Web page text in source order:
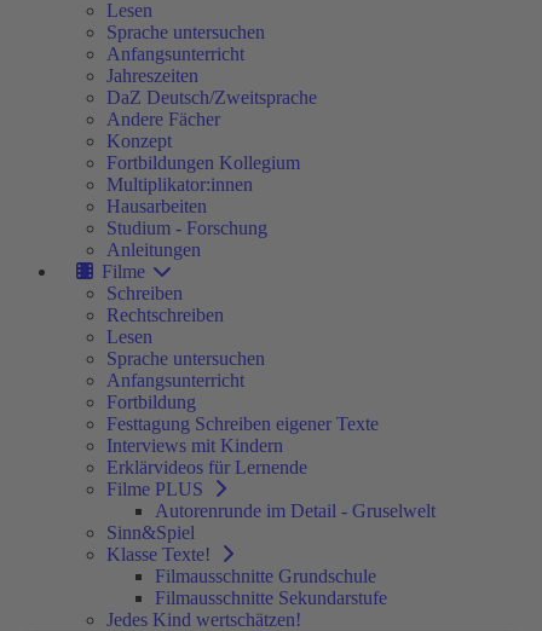
Lesen
Sprache untersuchen
Anfangsunterricht
Jahreszeiten
DaZ Deutsch/Zweitsprache
Andere Fächer
Konzept
Fortbildungen Kollegium
Multiplikator:innen
Hausarbeiten
Studium - Forschung
Anleitungen
Filme
Schreiben
Rechtschreiben
Lesen
Sprache untersuchen
Anfangsunterricht
Fortbildung
Festtagung Schreiben eigener Texte
Interviews mit Kindern
Erklärvideos für Lernende
Filme PLUS
Autorenrunde im Detail - Gruselwelt
Sinn&Spiel
Klasse Texte!
Filmausschnitte Grundschule
Filmausschnitte Sekundarstufe
Jedes Kind wertschätzen!